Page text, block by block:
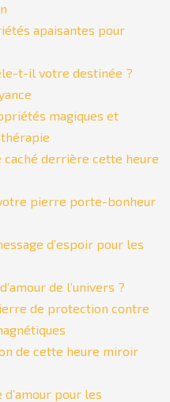
apaisantes pour
t-il votre destinée ?
magiques et
caché derrière cette heure
pierre porte-bonheur
d’espoir pour les
de l’univers ?
de protection contre
de cette heure miroir
d’amour pour les